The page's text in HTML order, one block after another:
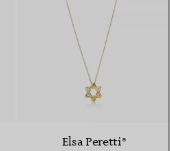
2 Matériaux
Elsa Peretti®